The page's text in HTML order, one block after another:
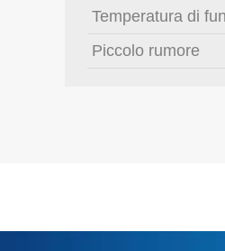
Temperatura di
Piccolo rumore